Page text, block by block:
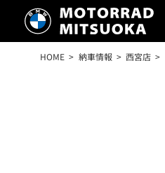
HOME 納車情報 西宮店